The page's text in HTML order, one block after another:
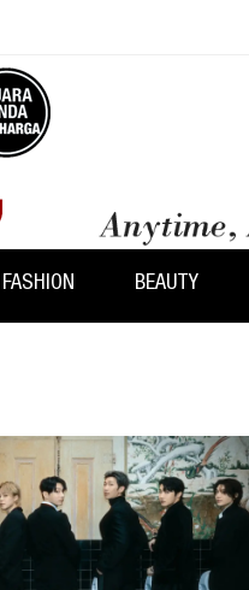
FASHION BEAUTY